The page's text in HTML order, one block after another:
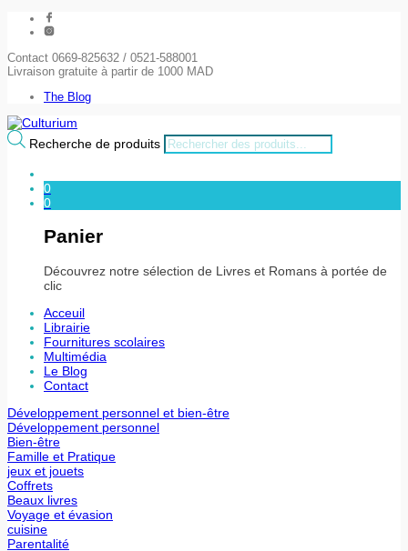
Contact 0669-825632 / 0521-588001
Livraison gratuite à partir de 1000 MAD
The Blog
Recherche de produits
0
0
Panier
Découvrez notre sélection de Livres et Romans à portée de
clic
Acceuil
Librairie
Fournitures scolaires
Multimédia
Le Blog
Contact
Développement personnel et bien-être
Développement personnel
Bien-être
Famille et Pratique
jeux et jouets
Coffrets
Beaux livres
Voyage et évasion
cuisine
Parentalité